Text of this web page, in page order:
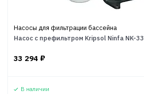
Насосы для фильтрации бассейна
Насос с префильтром Kripsol Ninfa NK-33
33 294 ₽
В наличии